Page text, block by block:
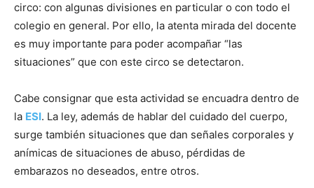
circo: con algunas divisiones en particular o con todo el
colegio en general. Por ello, la atenta mirada del docente
es muy importante para poder acompañar “las
situaciones” que con este circo se detectaron.
Cabe consignar que esta actividad se encuadra dentro de
la ESI. La ley, además de hablar del cuidado del cuerpo,
surge también situaciones que dan señales corporales y
anímicas de situaciones de abuso, pérdidas de
embarazos no deseados, entre otros.